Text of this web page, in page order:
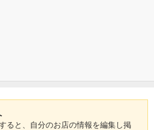
ると、自分のお店の情報を編集し掲